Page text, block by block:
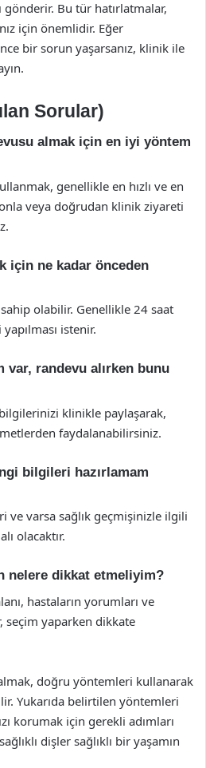
gönderir. Bu tür hatırlatmalar,
için önemlidir. Eğer
bir sorun yaşarsanız, klinik ile
Sorular)
almak için en iyi yöntem
genellikle en hızlı ve en
veya doğrudan klinik ziyareti
için ne kadar önceden
olabilir. Genellikle 24 saat
istenir.
var, randevu alırken bunu
klinikle paylaşarak,
faydalanabilirsiniz.
bilgileri hazırlamam
ve varsa sağlık geçmişinizle ilgili
olacaktır.
nelere dikkat etmeliyim?
hastaların yorumları ve
yaparken dikkate
doğru yöntemleri kullanarak
Yukarıda belirtilen yöntemleri
korumak için gerekli adımları
dişler sağlıklı bir yaşamın